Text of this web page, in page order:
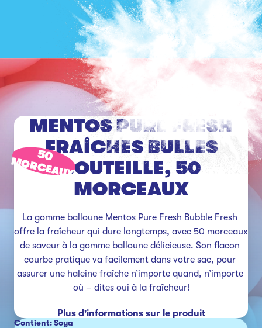
50
MORCEAUX
MENTOS PURE FRESH
FRAÎCHES BULLES
BOUTEILLE, 50
MORCEAUX
La gomme balloune Mentos Pure Fresh Bubble Fresh
offre la fraîcheur qui dure longtemps, avec 50 morceaux
de saveur à la gomme balloune délicieuse. Son flacon
courbe pratique va facilement dans votre sac, pour
assurer une haleine fraîche n’importe quand, n’importe
où – dites oui à la fraîcheur!
Plus d'informations sur le produit
Contient: Soya